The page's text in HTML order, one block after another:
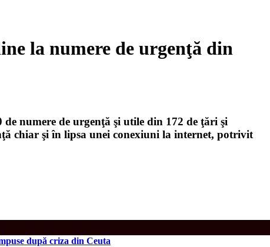
la numere de urgenţă din
numere de urgenţă şi utile din 172 de ţări şi
chiar şi în lipsa unei conexiuni la internet, potrivit
după criza din Ceuta